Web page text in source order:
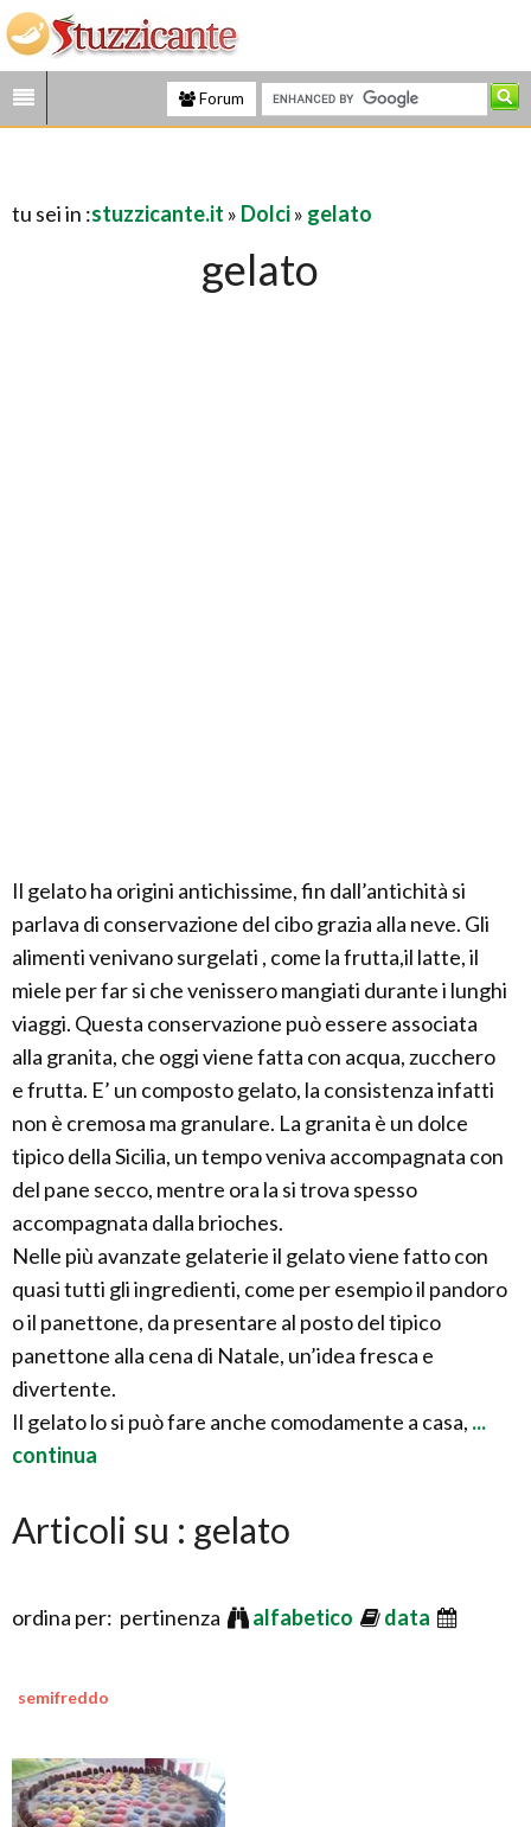
Forum
tu sei in :stuzzicante.it » Dolci» gelato
gelato
Il gelato ha origini antichissime, fin dall’antichità si
parlava di conservazione del cibo grazia alla neve. Gli
alimenti venivano surgelati , come la frutta,il latte, il
miele per far si che venissero mangiati durante i lunghi
viaggi. Questa conservazione può essere associata
alla granita, che oggi viene fatta con acqua, zucchero
e frutta. E’ un composto gelato, la consistenza infatti
non è cremosa ma granulare. La granita è un dolce
tipico della Sicilia, un tempo veniva accompagnata con
del pane secco, mentre ora la si trova spesso
accompagnata dalla brioches.
Nelle più avanzate gelaterie il gelato viene fatto con
quasi tutti gli ingredienti, come per esempio il pandoro
o il panettone, da presentare al posto del tipico
panettone alla cena di Natale, un’idea fresca e
divertente.
Il gelato lo si può fare anche comodamente a casa, ...
continua
Articoli su : gelato
ordina per: pertinenza alfabetico data
semifreddo